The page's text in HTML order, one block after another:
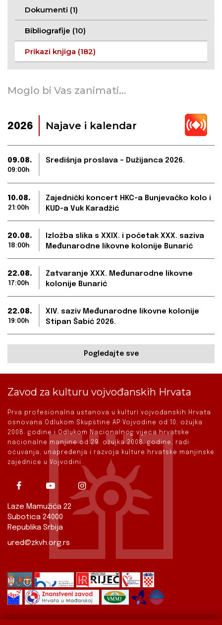
Dokumenti (1)
Bibliografije (10)
Prikazi knjiga (182)
Moglo bi Vas zanimati...
2026 Najave i kalendar
09.08.
09:00h
Središnja proslava – Dužijanca 2026.
10.08.
21:00h
Zajednički koncert HKC-a Bunjevačko kolo i
KUD-a Vuk Karadžić
20.08.
18:00h
Izložba slika s XXIX. i početak XXX. saziva
Međunarodne likovne kolonije Bunarić
22.08.
17:00h
Zatvaranje XXX. Međunarodne likovne
kolonije Bunarić
22.08.
19:00h
XIV. saziv Međunarodne likovne kolonije
Stipan Šabić 2026.
Pogledajte sve
Zavod za kulturu vojvođanskih Hrvata
Prva profesionalna ustanova u kulturi vojvođanskih Hrvata
osnovana Odlukom Skupštine AP Vojvodine od 10. ožujka
2008. godine i Odlukom Nacionalnog vijeća hrvatske
nacionalne manjine od 29. ožujka 2008. godine, radi
očuvanja, unapređenja i razvoja kulture hrvatske manjinske
zajednice u Vojvodini.
Laze Mamužića 22
Subotica 24000
Republika Srbija
ured@zkvh.org.rs